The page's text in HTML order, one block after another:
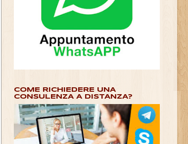
COME RICHIEDERE UNA
CONSULENZA A DISTANZA?